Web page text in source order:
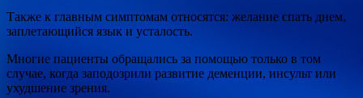
Также к главным симптомам относятся: желание спать днем,
заплетающийся язык и усталость.
Многие пациенты обращались за помощью только в том
случае, когда заподозрили развитие деменции, инсульт или
ухудшение зрения.